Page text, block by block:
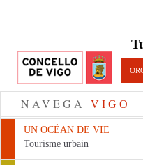
NAVEGA VIGO
UN OCÉAN DE VIE
Tourisme urbain